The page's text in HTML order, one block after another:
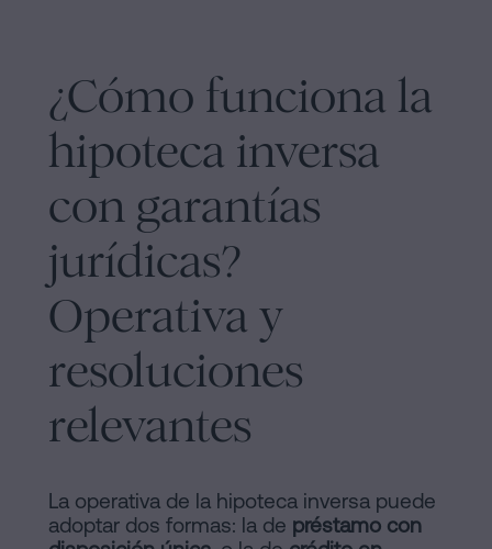
¿Cómo funciona la
hipoteca inversa
con garantías
jurídicas?
Operativa y
resoluciones
relevantes
La operativa de la hipoteca inversa puede
adoptar dos formas: la de préstamo con